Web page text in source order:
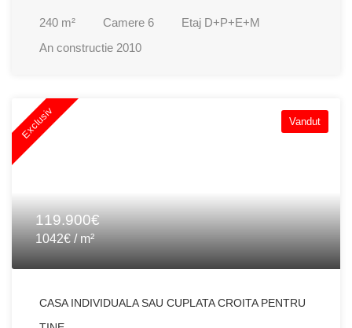
240 m² Camere 6 Etaj D+P+E+M
An constructie 2010
Exclusiv Vandut
119.900€
1042€ / m²
CASA INDIVIDUALA SAU CUPLATA CROITA PENTRU